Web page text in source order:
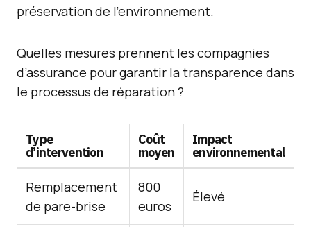
préservation de l’environnement.
Quelles mesures prennent les compagnies
d’assurance pour garantir la transparence dans
le processus de réparation ?
Type
d’intervention
Coût
moyen
Impact
environnemental
Remplacement
de pare-brise
800
euros
Élevé